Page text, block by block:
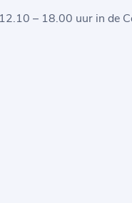
– 18.00 uur in de